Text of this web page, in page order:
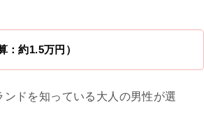
：約1.5万円）
ンドを知っている大人の男性が選